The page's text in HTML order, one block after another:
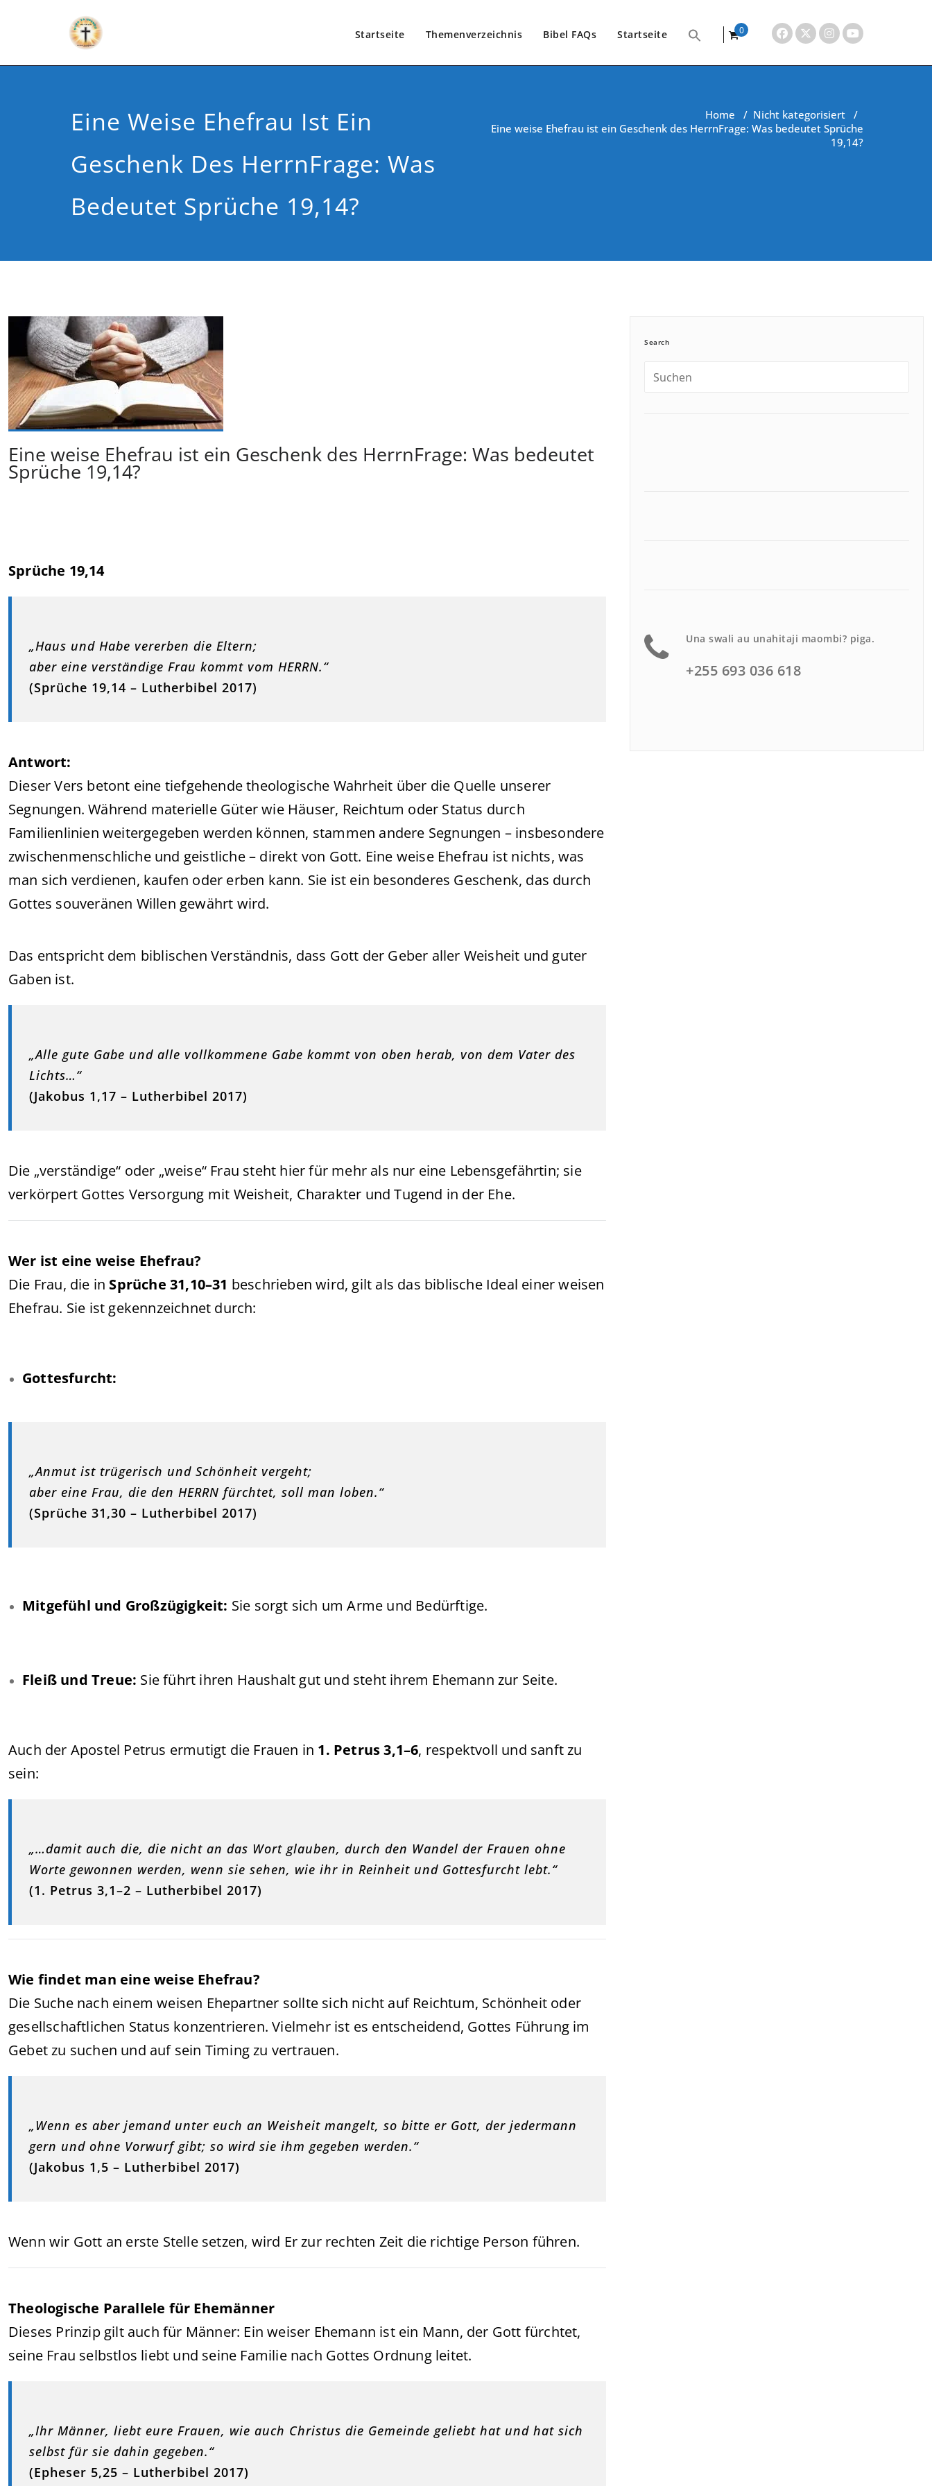
Startseite Themenverzeichnis Bibel FAQs Startseite
0
Eine Weise Ehefrau Ist Ein
Geschenk Des HerrnFrage: Was
Bedeutet Sprüche 19,14?
Home / Nicht kategorisiert /
Eine weise Ehefrau ist ein Geschenk des HerrnFrage: Was bedeutet Sprüche
19,14?
Eine weise Ehefrau ist ein Geschenk des HerrnFrage: Was bedeutet
Sprüche 19,14?
Sprüche 19,14
„Haus und Habe vererben die Eltern;
aber eine verständige Frau kommt vom HERRN.“
(Sprüche 19,14 – Lutherbibel 2017)
Antwort:
Dieser Vers betont eine tiefgehende theologische Wahrheit über die Quelle unserer
Segnungen. Während materielle Güter wie Häuser, Reichtum oder Status durch
Familienlinien weitergegeben werden können, stammen andere Segnungen – insbesondere
zwischenmenschliche und geistliche – direkt von Gott. Eine weise Ehefrau ist nichts, was
man sich verdienen, kaufen oder erben kann. Sie ist ein besonderes Geschenk, das durch
Gottes souveränen Willen gewährt wird.
Das entspricht dem biblischen Verständnis, dass Gott der Geber aller Weisheit und guter
Gaben ist.
„Alle gute Gabe und alle vollkommene Gabe kommt von oben herab, von dem Vater des
Lichts…“
(Jakobus 1,17 – Lutherbibel 2017)
Die „verständige“ oder „weise“ Frau steht hier für mehr als nur eine Lebensgefährtin; sie
verkörpert Gottes Versorgung mit Weisheit, Charakter und Tugend in der Ehe.
Wer ist eine weise Ehefrau?
Die Frau, die in Sprüche 31,10–31 beschrieben wird, gilt als das biblische Ideal einer weisen
Ehefrau. Sie ist gekennzeichnet durch:
Gottesfurcht:
„Anmut ist trügerisch und Schönheit vergeht;
aber eine Frau, die den HERRN fürchtet, soll man loben.“
(Sprüche 31,30 – Lutherbibel 2017)
Mitgefühl und Großzügigkeit: Sie sorgt sich um Arme und Bedürftige.
Fleiß und Treue: Sie führt ihren Haushalt gut und steht ihrem Ehemann zur Seite.
Auch der Apostel Petrus ermutigt die Frauen in 1. Petrus 3,1–6, respektvoll und sanft zu
sein:
„…damit auch die, die nicht an das Wort glauben, durch den Wandel der Frauen ohne
Worte gewonnen werden, wenn sie sehen, wie ihr in Reinheit und Gottesfurcht lebt.“
(1. Petrus 3,1–2 – Lutherbibel 2017)
Wie findet man eine weise Ehefrau?
Die Suche nach einem weisen Ehepartner sollte sich nicht auf Reichtum, Schönheit oder
gesellschaftlichen Status konzentrieren. Vielmehr ist es entscheidend, Gottes Führung im
Gebet zu suchen und auf sein Timing zu vertrauen.
„Wenn es aber jemand unter euch an Weisheit mangelt, so bitte er Gott, der jedermann
gern und ohne Vorwurf gibt; so wird sie ihm gegeben werden.“
(Jakobus 1,5 – Lutherbibel 2017)
Wenn wir Gott an erste Stelle setzen, wird Er zur rechten Zeit die richtige Person führen.
Theologische Parallele für Ehemänner
Dieses Prinzip gilt auch für Männer: Ein weiser Ehemann ist ein Mann, der Gott fürchtet,
seine Frau selbstlos liebt und seine Familie nach Gottes Ordnung leitet.
„Ihr Männer, liebt eure Frauen, wie auch Christus die Gemeinde geliebt hat und hat sich
selbst für sie dahin gegeben.“
(Epheser 5,25 – Lutherbibel 2017)
Search
Una swali au unahitaji maombi? piga.
+255 693 036 618